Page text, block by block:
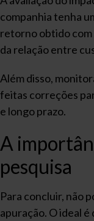
companhia tenha
retorno obtido com
da relação entre
Além disso,
feitas correções
e longo prazo.
A
pesquisa
Para concluir, não
apuração. O ideal é